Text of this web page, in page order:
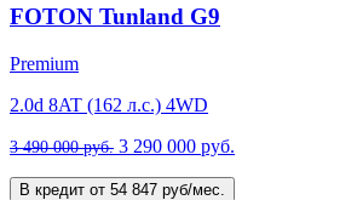
FOTON Tunland G9
Premium
2.0d 8AT (162 л.с.) 4WD
3 490 000 руб. 3 290 000 руб.
В кредит от 54 847 руб/мес.